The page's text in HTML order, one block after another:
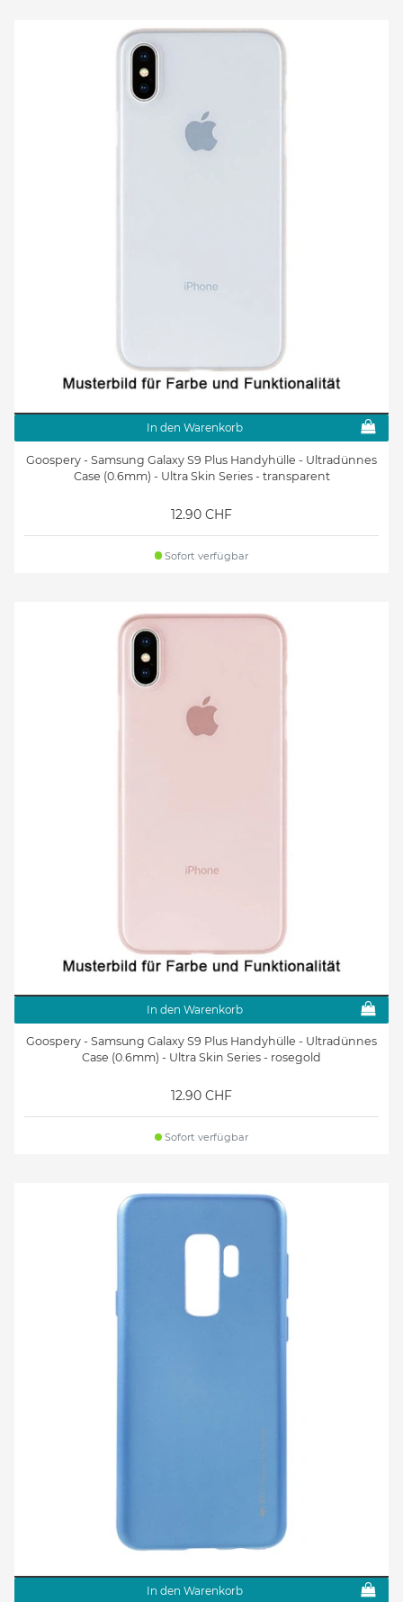
In den Warenkorb
Goospery - Samsung Galaxy S9 Plus Handyhülle - Ultradünnes
Case (0.6mm) - Ultra Skin Series - transparent
12.90 CHF
Sofort verfügbar
In den Warenkorb
Goospery - Samsung Galaxy S9 Plus Handyhülle - Ultradünnes
Case (0.6mm) - Ultra Skin Series - rosegold
12.90 CHF
Sofort verfügbar
In den Warenkorb